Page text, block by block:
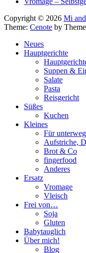
Copyright © 2026 Mi
Theme: Cenote by
Neues
Hauptgerichte
Suppen &
Salate
Pasta
Reisgericht
Süßes
Kuchen
Kleines
Für
Aufstriche,
Brot & Co
fingerfood
Anderes
Ersatz
Vromage
Vleisch
Frei von…
Soja
Gluten
Babytauglich
Über mich!
Blog